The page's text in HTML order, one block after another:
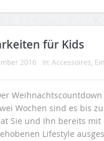
für Kids
2016 In: Accessoires
Wochen sind es bis
Sie und Ihn bereits
Lifestyle